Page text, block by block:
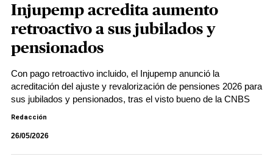
Injupemp acredita aumento
retroactivo a sus jubilados y
pensionados
Con pago retroactivo incluido, el Injupemp anunció la
acreditación del ajuste y revalorización de pensiones 2026 para
sus jubilados y pensionados, tras el visto bueno de la CNBS
Redacción
26/05/2026